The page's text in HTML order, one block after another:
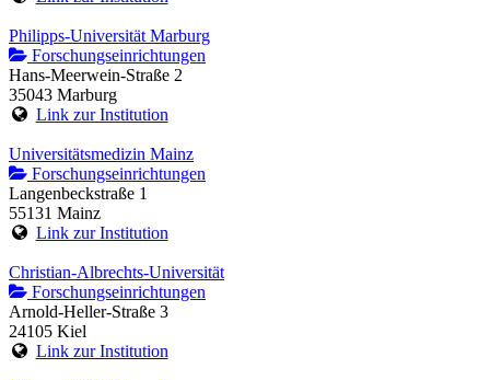
Philipps-Universität Marburg
Forschungseinrichtungen
Hans-Meerwein-Straße 2
35043 Marburg
Link zur Institution
Universitätsmedizin Mainz
Forschungseinrichtungen
Langenbeckstraße 1
55131 Mainz
Link zur Institution
Christian-Albrechts-Universität
Forschungseinrichtungen
Arnold-Heller-Straße 3
24105 Kiel
Link zur Institution